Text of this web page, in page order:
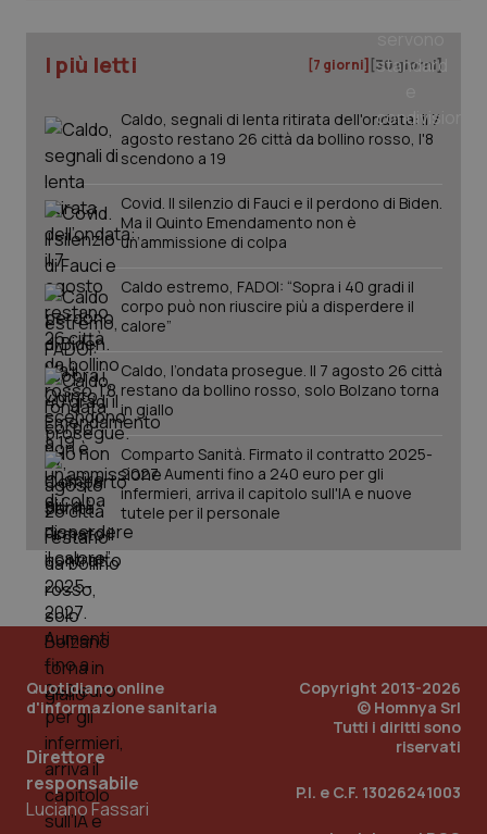
I più letti [7 giorni] [30 giorni]
Caldo, segnali di lenta ritirata dell'ondata: il 7
agosto restano 26 città da bollino rosso, l'8
scendono a 19
Covid. Il silenzio di Fauci e il perdono di Biden.
Ma il Quinto Emendamento non è
un’ammissione di colpa
Caldo estremo, FADOI: “Sopra i 40 gradi il
corpo può non riuscire più a disperdere il
calore”
Caldo, l’ondata prosegue. Il 7 agosto 26 città
restano da bollino rosso, solo Bolzano torna
in giallo
Comparto Sanità. Firmato il contratto 2025-
2027. Aumenti fino a 240 euro per gli
infermieri, arriva il capitolo sull'IA e nuove
tutele per il personale
Quotidiano online
d'informazione sanitaria
Direttore
responsabile
Luciano Fassari
Copyright 2013-2026
© Homnya Srl
Tutti i diritti sono
riservati
P.I. e C.F. 13026241003
PHPSESSID
PHP.net
www.quotidianosanita.it
_ga_KM60CM4NPH .quotidianosanita.it
1
mese